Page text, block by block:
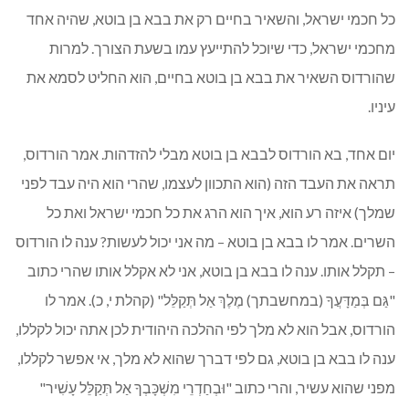
כל חכמי ישראל, והשאיר בחיים רק את בבא בן בוטא, שהיה אחד
מחכמי ישראל, כדי שיוכל להתייעץ עמו בשעת הצורך. למרות
שהורדוס השאיר את בבא בן בוטא בחיים, הוא החליט לסמא את
עיניו.
יום אחד, בא הורדוס לבבא בן בוטא מבלי להזדהות. אמר הורדוס,
תראה את העבד הזה (הוא התכוון לעצמו, שהרי הוא היה עבד לפני
שמלך) איזה רע הוא, איך הוא הרג את כל חכמי ישראל ואת כל
השרים. אמר לו בבא בן בוטא – מה אני יכול לעשות? ענה לו הורדוס
– תקלל אותו. ענה לו בבא בן בוטא, אני לא אקלל אותו שהרי כתוב
"גַּם בְּמַדָּעֲךָ (במחשבתך) מֶלֶךְ אַל תְּקַלֵּל" (קהלת י, כ). אמר לו
הורדוס, אבל הוא לא מלך לפי ההלכה היהודית לכן אתה יכול לקללו,
ענה לו בבא בן בוטא, גם לפי דברך שהוא לא מלך, אי אפשר לקללו,
מפני שהוא עשיר, והרי כתוב "וּבְחַדְרֵי מִשְׁכָּבְךָ אַל תְּקַלֵּל עָשִׁיר"